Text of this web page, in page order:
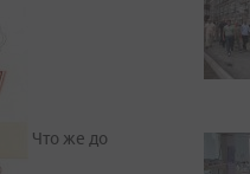
Что же до